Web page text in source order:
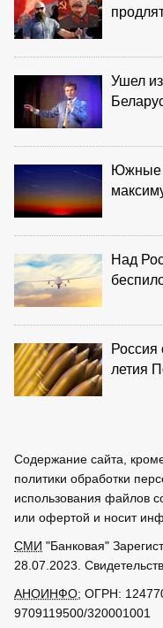
Ушел
Южные
Над
Россия
летия
Содержание сайта,
политики обработки
использования файлов
или офертой и носит
СМИ "Банковая"
28.07.2023.
АНОИНФО; ОГРН:
9709119500/320001001